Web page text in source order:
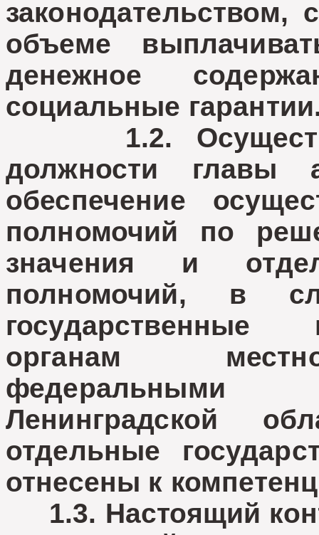
объеме
денежное
социальные
1.2.
должности главы
обеспечение
полномочий по
значения и
полномочий, в
органам
федеральными
Ленинградской
отдельные
отнесены к
1.3. Настоящий